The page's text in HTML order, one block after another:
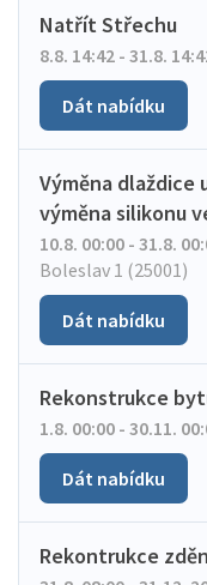
Natřít Střechu
8.8. 14:42 - 31.8.
Dát nabídku
Výměna dlaždice
výměna silikonu
10.8. 00:00 - 31.8.
Boleslav 1 (25001)
Dát nabídku
Rekonstrukce
1.8. 00:00 - 30.11.
Dát nabídku
Rekontrukce